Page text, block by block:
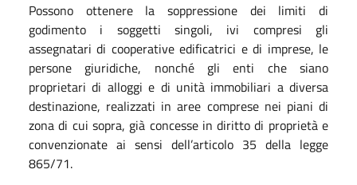
Possono ottenere la soppressione dei limiti di
godimento i soggetti singoli, ivi compresi gli
assegnatari di cooperative edificatrici e di imprese, le
persone giuridiche, nonché gli enti che siano
proprietari di alloggi e di unità immobiliari a diversa
destinazione, realizzati in aree comprese nei piani di
zona di cui sopra, già concesse in diritto di proprietà e
convenzionate ai sensi dell’articolo 35 della legge
865/71.